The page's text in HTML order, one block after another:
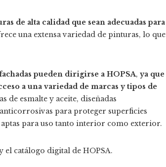
de alta calidad que sean adecuadas para
una extensa variedad de pinturas, lo que
pueden dirigirse a HOPSA, ya que
a una variedad de marcas y tipos de
esmalte y aceite, diseñadas
para proteger superficies
para uso tanto interior como exterior.
el catálogo digital de HOPSA.